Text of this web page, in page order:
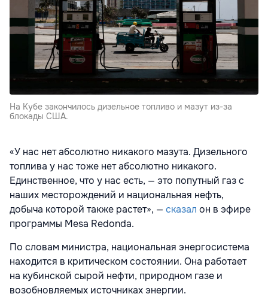
На Кубе закончилось дизельное топливо и мазут из-за
блокады США.
«У нас нет абсолютно никакого мазута. Дизельного
топлива у нас тоже нет абсолютно никакого.
Единственное, что у нас есть, — это попутный газ с
наших месторождений и национальная нефть,
добыча которой также растет», — сказал он в эфире
программы Mesa Redonda.
По словам министра, национальная энергосистема
находится в критическом состоянии. Она работает
на кубинской сырой нефти, природном газе и
возобновляемых источниках энергии.